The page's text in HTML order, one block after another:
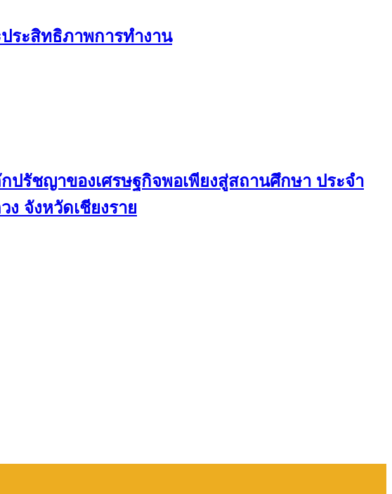
ระสิทธิภาพการทำงาน
รัชญาของเศรษฐกิจพอเพียงสู่สถานศึกษา ประจำ
จังหวัดเชียงราย